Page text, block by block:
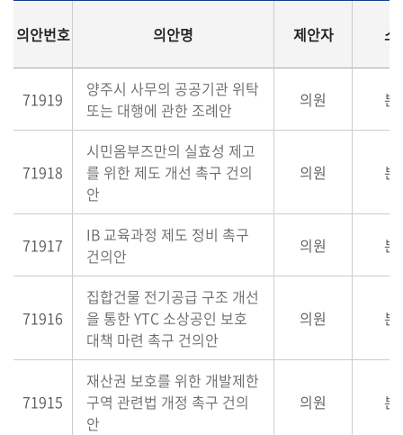
의안번호 의안명 제안자 소
71919
양주시 사무의 공공기관 위탁
또는 대행에 관한 조례안
의원 본
71918
시민옴부즈만의 실효성 제고
를 위한 제도 개선 촉구 건의
안
의원 본
71917
IB 교육과정 제도 정비 촉구
건의안
의원 본
71916
집합건물 전기공급 구조 개선
을 통한 YTC 소상공인 보호
대책 마련 촉구 건의안
의원 본
71915
재산권 보호를 위한 개발제한
구역 관련법 개정 촉구 건의
안
의원 본